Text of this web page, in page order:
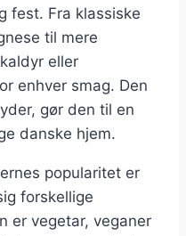
fest. Fra klassiske
til mere
eller
enhver smag. Den
gør den til en
danske hjem.
popularitet er
forskellige
er vegetar, veganer